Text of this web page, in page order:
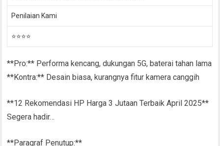
Penilaian Kami
⭐⭐⭐⭐
**Pro:** Performa kencang, dukungan 5G, baterai tahan lama
**Kontra:** Desain biasa, kurangnya fitur kamera canggih
**12 Rekomendasi HP Harga 3 Jutaan Terbaik April 2025**
Segera hadir…
**Paragraf Penutup:**